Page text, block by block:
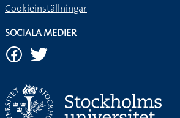
Cookieinställningar
SOCIALA MEDIER